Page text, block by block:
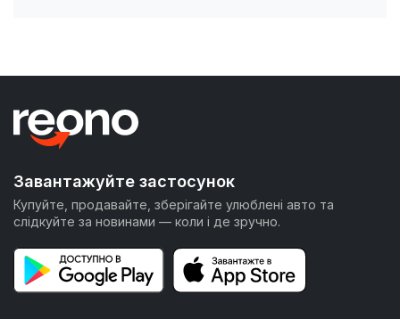
Завантажуйте застосунок
Купуйте, продавайте, зберігайте улюблені авто та
слідкуйте за новинами — коли і де зручно.